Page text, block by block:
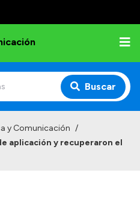
Buscar
y Comunicación /
aplicación y recuperaron el